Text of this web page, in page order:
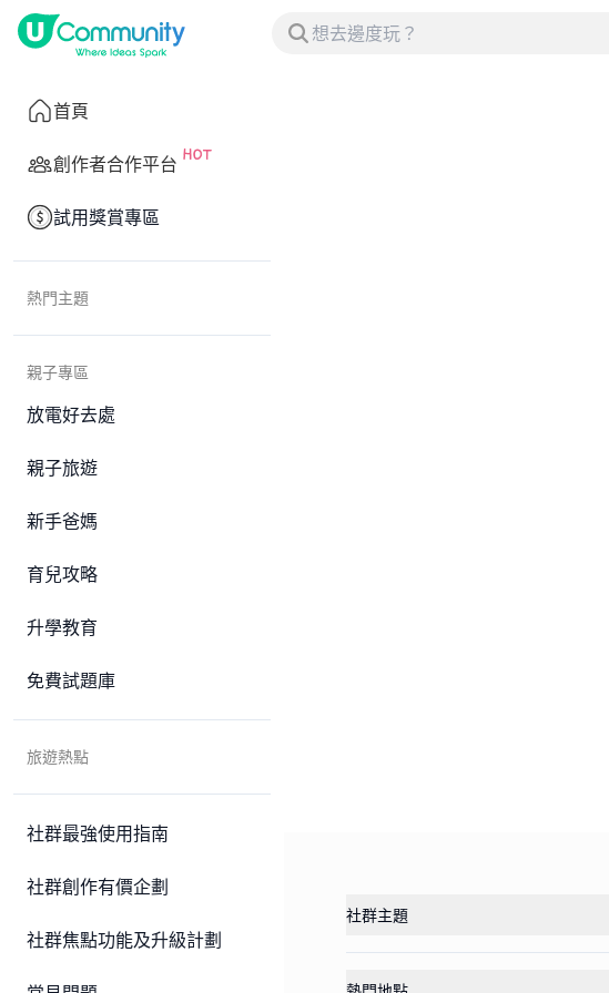
首頁
創作者合作平台
試用獎賞專區
熱門主題
親子專區
放電好去處
親子旅遊
新手爸媽
育兒攻略
升學教育
免費試題庫
旅遊熱點
社群最強使用指南
社群創作有價企劃
社群焦點功能及升級計劃
社群主題